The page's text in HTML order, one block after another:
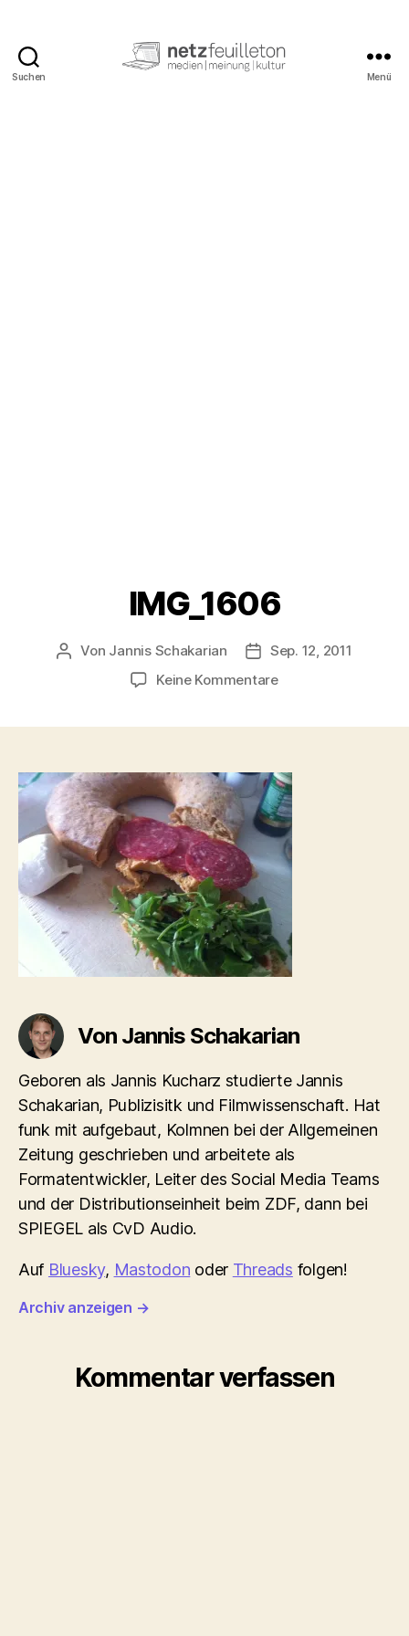
Suchen Menü
IMG_1606
Beitragsautor
Von Jannis Schakarian
Sep. 12, 2011
Keine Kommentarezu
Von Jannis Schakarian
Geboren als Jannis Kucharz studierte Jannis
Schakarian, Publizisitk und Filmwissenschaft. Hat
funk mit aufgebaut, Kolmnen bei der Allgemeinen
Zeitung geschrieben und arbeitete als
Formatentwickler, Leiter des Social Media Teams
und der Distributionseinheit beim ZDF, dann bei
SPIEGEL als CvD Audio.
Auf Bluesky, Mastodon oder Threads folgen!
Archiv anzeigen →
Kommentar verfassen